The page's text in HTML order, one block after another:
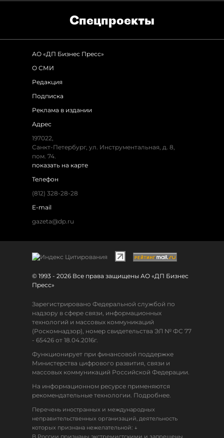
Спец­проекты
АО «ДП Бизнес Пресс»
О СМИ
Редакция
Подписка
Реклама в издании
Адрес
197022,
Санкт-Петербург, ул. Инструментальная, д. 8,
пом. 74.
показать на карте
Телефон
(812) 328-28-28
E-mail
gazeta@dp.ru
© 1993 - 2026 Все права защищены АО «ДП Бизнес
Пресс»
Зарегистрировано Федеральной службой по
надзору в сфере связи, информационных
технологий и массовых коммуникаций
(Роскомнадзор), номер свидетельства ЭЛ № ФС 77
- 65426 от 18.04.2016г.
Функционирует при финансовой поддержке
Министерства цифрового развития, связи и
массовых коммуникаций Российской Федерации.
На информационном ресурсе применяются
рекомендательные технологии. Подробнее.
Перечень иностранных и международных
неправительственных организаций, деятельность
которых признана нежелательной: ↓
В России признаны экстремистскими и запрещены